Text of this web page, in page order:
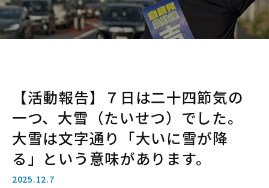
【活動報告】７日は二十四節気の
一つ、大雪（たいせつ）でした。
大雪は文字通り「大いに雪が降
る」という意味があります。
2025.12.7